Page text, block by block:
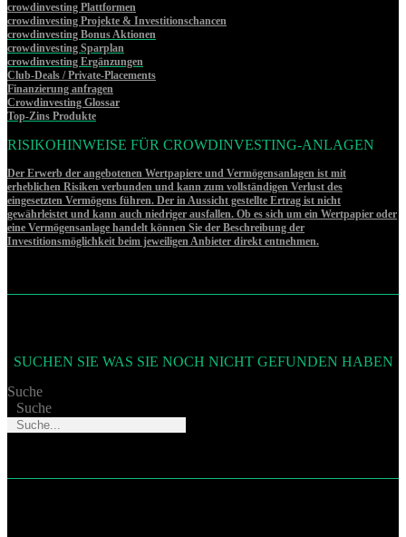
crowdinvesting Plattformen
crowdinvesting Projekte & Investitionschancen
crowdinvesting Bonus Aktionen
crowdinvesting Sparplan
crowdinvesting Ergänzungen
Club-Deals / Private-Placements
Finanzierung anfragen
Crowdinvesting Glossar
Top-Zins Produkte
RISIKOHINWEISE FÜR CROWDINVESTING-ANLAGEN
Der Erwerb der angebotenen Wertpapiere und Vermögensanlagen ist mit
erheblichen Risiken verbunden und kann zum vollständigen Verlust des
eingesetzten Vermögens führen. Der in Aussicht gestellte Ertrag ist nicht
gewährleistet und kann auch niedriger ausfallen. Ob es sich um ein Wertpapier oder
eine Vermögensanlage handelt können Sie der Beschreibung der
Investitionsmöglichkeit beim jeweiligen Anbieter direkt entnehmen.
SUCHEN SIE WAS SIE NOCH NICHT GEFUNDEN HABEN
Suche
Suche